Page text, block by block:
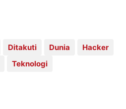
Ditakuti Dunia
Hacker
Teknologi